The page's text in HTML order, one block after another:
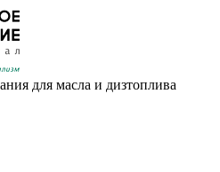
для масла и дизтоплива